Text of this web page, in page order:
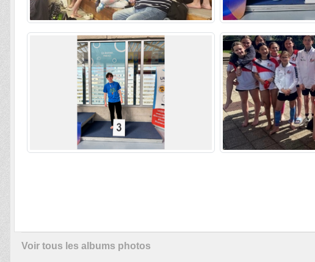
Voir tous les albums photos